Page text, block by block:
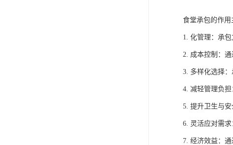
食堂承包的作用
1. 化管理：承
2. 成本控制：
3. 多样化选择
4. 减轻管理负
5. 提升卫生与
6. 灵活应对需
7. 经济效益：